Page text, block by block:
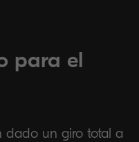
para el
dado un giro total a